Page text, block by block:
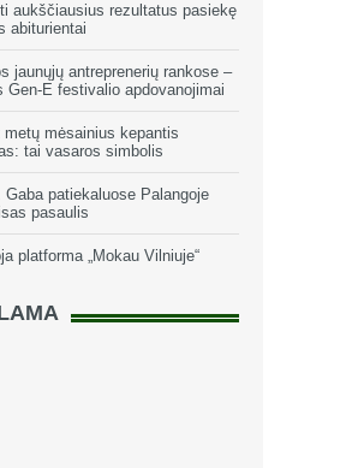
aukščiausius rezultatus pasiekę
abiturientai
jaunųjų antreprenerių rankose –
Gen-E festivalio apdovanojimai
metų mėsainius kepantis
tai vasaros simbolis
Gaba patiekaluose Palangoje
pasaulis
platforma „Mokau Vilniuje“